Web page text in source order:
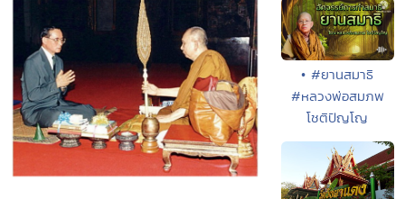
• #ยานสมาธิ
#หลวงพ่อสมภพ
โชติปัญโญ